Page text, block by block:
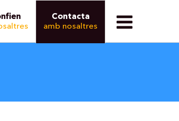
Contacta
amb nosaltres